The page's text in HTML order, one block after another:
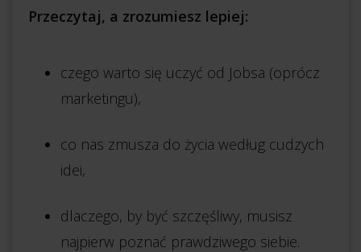
Przeczytaj, a zrozumiesz lepiej:
czego warto się uczyć od Jobsa (oprócz
marketingu),
co nas zmusza do życia według cudzych
idei,
dlaczego, by być szczęśliwy, musisz
najpierw poznać prawdziwego siebie.